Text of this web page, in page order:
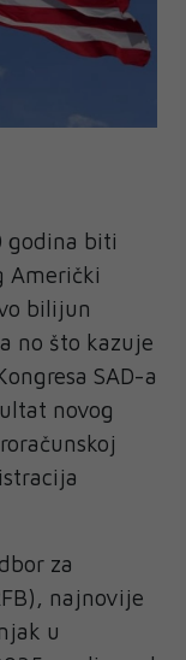
godina biti
Američki
bilijun
no što kazuje
SAD-a
novog
za
najnovije
u